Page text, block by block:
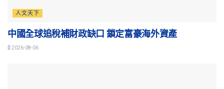
人文天下
中國全球追稅補財政缺口 鎖定富豪海外資產
2026-08-06